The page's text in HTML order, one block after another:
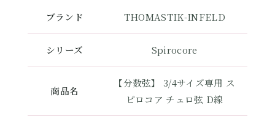
ブランド THOMASTIK-INFELD
シリーズ Spirocore
商品名
【分数弦】 3/4サイズ専用 ス
ピロコア チェロ弦 D線